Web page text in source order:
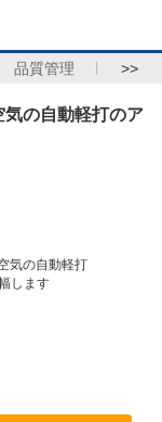
品質管理 >>
の自動軽打のア